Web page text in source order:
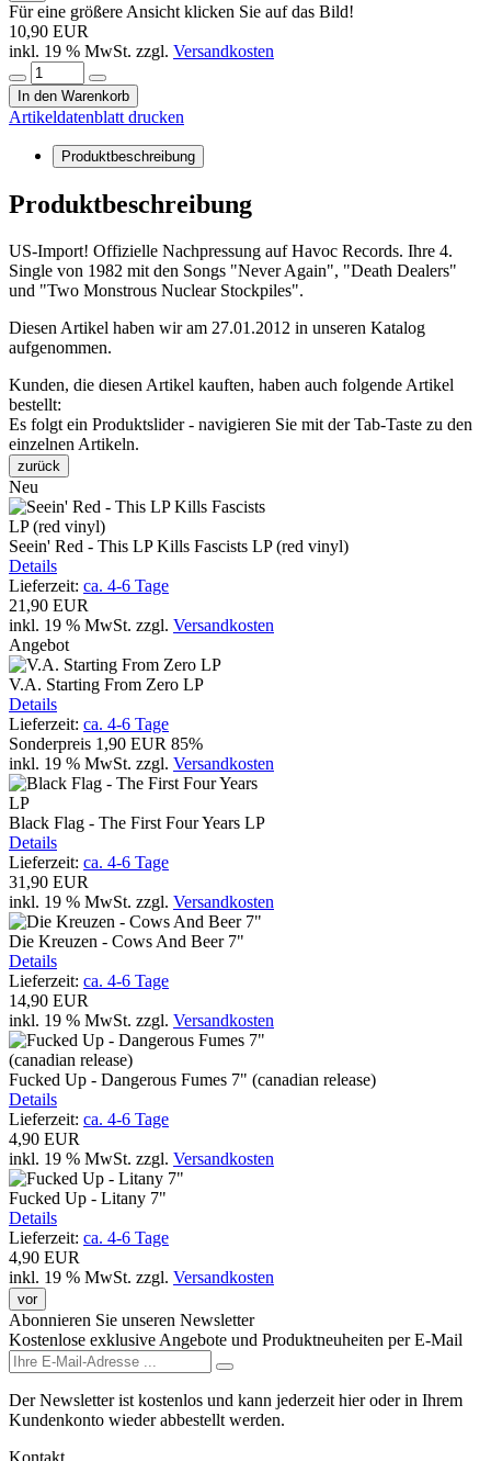
Für eine größere Ansicht klicken Sie auf das Bild!
10,90 EUR
inkl. 19 % MwSt. zzgl. Versandkosten
In den Warenkorb
Artikeldatenblatt drucken
Produktbeschreibung
Produktbeschreibung
US-Import! Offizielle Nachpressung auf Havoc Records. Ihre 4.
Single von 1982 mit den Songs "Never Again", "Death Dealers"
und "Two Monstrous Nuclear Stockpiles".
Diesen Artikel haben wir am 27.01.2012 in unseren Katalog
aufgenommen.
Kunden, die diesen Artikel kauften, haben auch folgende Artikel
bestellt:
Es folgt ein Produktslider - navigieren Sie mit der Tab-Taste zu den
einzelnen Artikeln.
zurück
Neu
Seein' Red - This LP Kills Fascists LP (red vinyl)
Details
Lieferzeit: ca. 4-6 Tage
21,90 EUR
inkl. 19 % MwSt. zzgl. Versandkosten
Angebot
V.A. Starting From Zero LP
Details
Lieferzeit: ca. 4-6 Tage
Sonderpreis 1,90 EUR 85%
inkl. 19 % MwSt. zzgl. Versandkosten
Black Flag - The First Four Years LP
Details
Lieferzeit: ca. 4-6 Tage
31,90 EUR
inkl. 19 % MwSt. zzgl. Versandkosten
Die Kreuzen - Cows And Beer 7"
Details
Lieferzeit: ca. 4-6 Tage
14,90 EUR
inkl. 19 % MwSt. zzgl. Versandkosten
Fucked Up - Dangerous Fumes 7" (canadian release)
Details
Lieferzeit: ca. 4-6 Tage
4,90 EUR
inkl. 19 % MwSt. zzgl. Versandkosten
Fucked Up - Litany 7"
Details
Lieferzeit: ca. 4-6 Tage
4,90 EUR
inkl. 19 % MwSt. zzgl. Versandkosten
vor
Abonnieren Sie unseren Newsletter
Kostenlose exklusive Angebote und Produktneuheiten per E-Mail
Der Newsletter ist kostenlos und kann jederzeit hier oder in Ihrem
Kundenkonto wieder abbestellt werden.
Kontakt